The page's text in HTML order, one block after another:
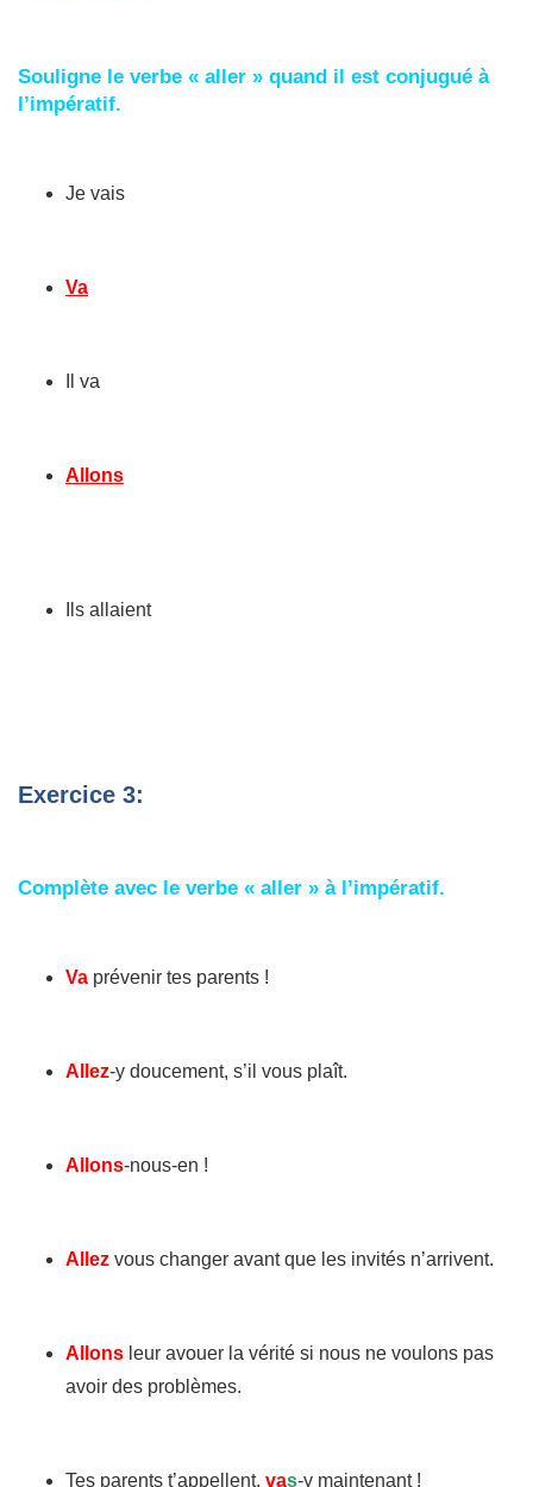
Souligne le verbe « aller » quand il est conjugué à
l’impératif.
Je vais
Va
Il va
Allons
Ils allaient
Exercice 3:
Complète avec le verbe « aller » à l’impératif.
Va prévenir tes parents !
Allez-y doucement, s’il vous plaît.
Allons-nous-en !
Allez vous changer avant que les invités n’arrivent.
Allons leur avouer la vérité si nous ne voulons pas
avoir des problèmes.
Tes parents t’appellent, vas-y maintenant !